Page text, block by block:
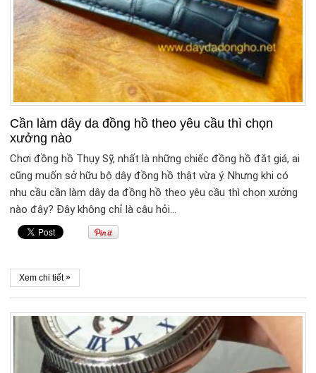
Cần làm dây da đồng hồ theo yêu cầu thì chọn
xưởng nào
Chơi đồng hồ Thụy Sỹ, nhất là những chiếc đồng hồ đắt giá, ai
cũng muốn sở hữu bộ dây đồng hồ thật vừa ý. Nhưng khi có
nhu cầu cần làm dây da đồng hồ theo yêu cầu thì chọn xưởng
nào đây? Đây không chỉ là câu hỏi…
Xem chi tiết »